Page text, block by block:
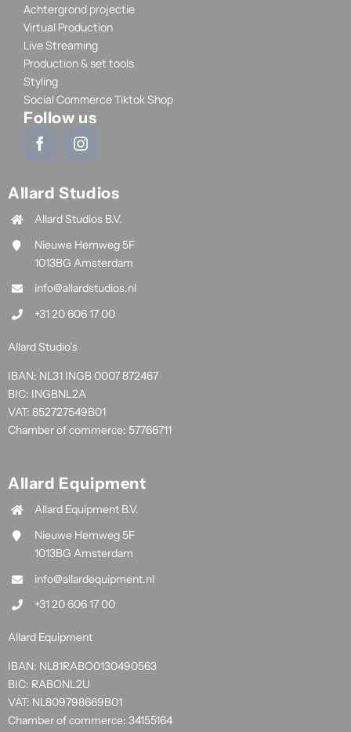
Achtergrond projectie
Virtual Production
Live Streaming
Production & set tools
Styling
Social Commerce Tiktok Shop
Follow us
Allard Studios
Allard Studios B.V.
Nieuwe Hemweg 5F
1013BG Amsterdam
info@allardstudios.nl
+31 20 606 17 00
Allard Studio’s
IBAN: NL31 INGB 0007 872467
BIC: INGBNL2A
VAT: 852727549B01
Chamber of commerce: 57766711
Allard Equipment
Allard Equipment B.V.
Nieuwe Hemweg 5F
1013BG Amsterdam
info@allardequipment.nl
+31 20 606 17 00
Allard Equipment
IBAN: NL81RABO0130490563
BIC: RABONL2U
VAT: NL809798669B01
Chamber of commerce: 34155164